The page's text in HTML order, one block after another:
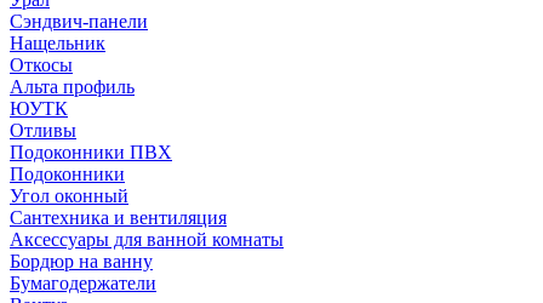
Сэндвич-панели
Нащельник
Откосы
Альта профиль
ЮУТК
Отливы
Подоконники ПВХ
Подоконники
Угол оконный
Сантехника и вентиляция
Аксессуары для ванной комнаты
Бордюр на ванну
Бумагодержатели